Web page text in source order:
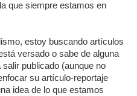
que siempre estamos en
estoy buscando artículos
versado o sabe de alguna
publicado (aunque no
su artículo-reportaje
idea de lo que estamos